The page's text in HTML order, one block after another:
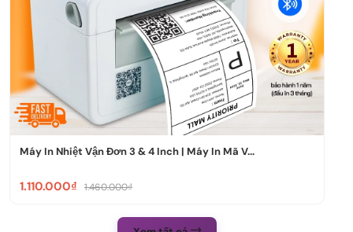
Máy In Nhiệt Vận Đơn 3 & 4 Inch | Máy In Mã V...
1.110.000₫ 1.460.000₫